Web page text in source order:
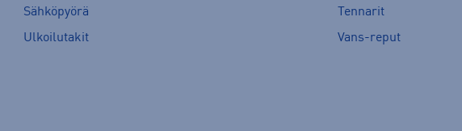
Sähköpyörä
Tennarit
Ulkoilutakit Vans-reput